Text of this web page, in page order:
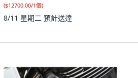
($12700.00/1個)
8/11 星期二 預計送達